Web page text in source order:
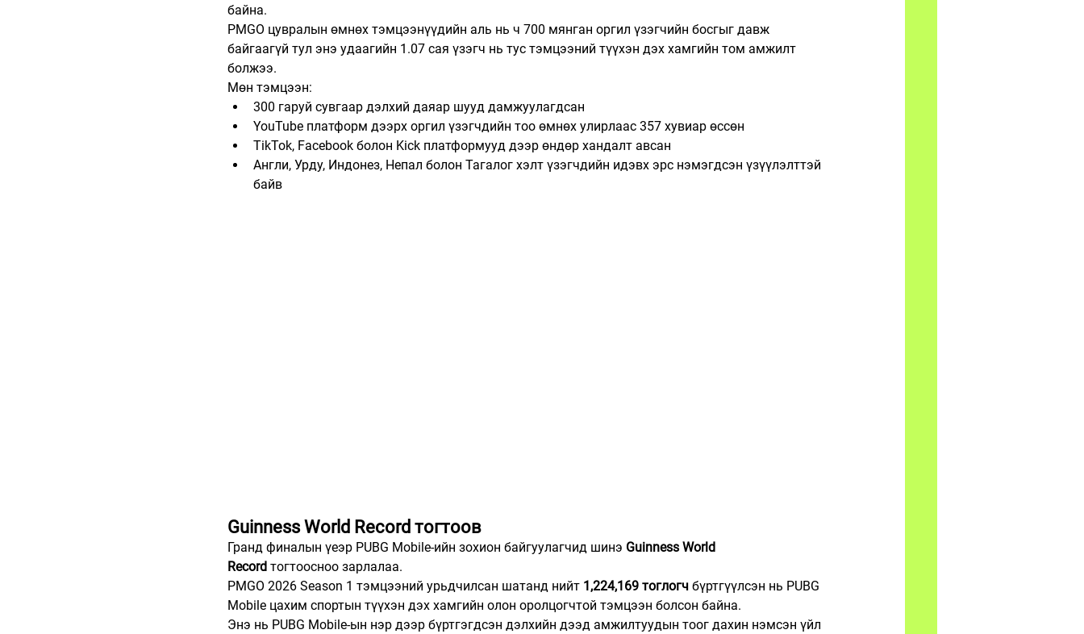
байна.
PMGO цувралын өмнөх тэмцээнүүдийн аль нь ч 700 мянган оргил үзэгчийн босгыг давж
байгаагүй тул энэ удаагийн 1.07 сая үзэгч нь тус тэмцээний түүхэн дэх хамгийн том амжилт
болжээ.
Мөн тэмцээн:
300 гаруй сувгаар дэлхий даяар шууд дамжуулагдсан
YouTube платформ дээрх оргил үзэгчдийн тоо өмнөх улирлаас 357 хувиар өссөн
TikTok, Facebook болон Kick платформууд дээр өндөр хандалт авсан
Англи, Урду, Индонез, Непал болон Тагалог хэлт үзэгчдийн идэвх эрс нэмэгдсэн үзүүлэлттэй
байв
Guinness World Record тогтоов
Гранд финалын үеэр PUBG Mobile-ийн зохион байгуулагчид шинэ Guinness World
Record тогтоосноо зарлалаа.
PMGO 2026 Season 1 тэмцээний урьдчилсан шатанд нийт 1,224,169 тоглогч бүртгүүлсэн нь PUBG
Mobile цахим спортын түүхэн дэх хамгийн олон оролцогчтой тэмцээн болсон байна.
Энэ нь PUBG Mobile-ын нэр дээр бүртгэгдсэн дэлхийн дээд амжилтуудын тоог дахин нэмсэн үйл